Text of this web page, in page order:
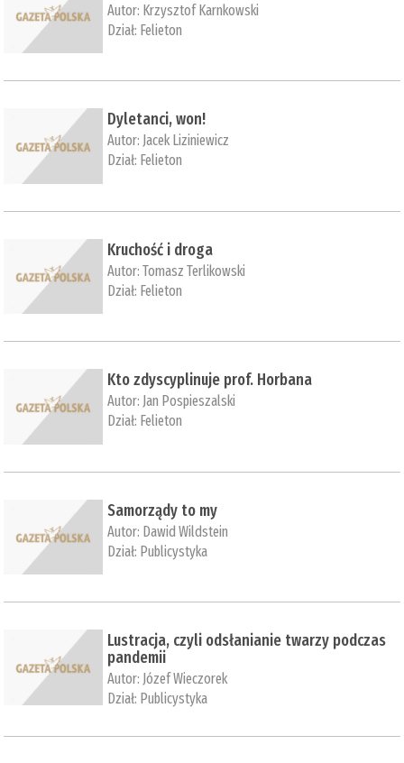
Autor: Krzysztof Karnkowski
Dział: Felieton
Dyletanci, won!
Autor: Jacek Liziniewicz
Dział: Felieton
Kruchość i droga
Autor:Tomasz Terlikowski
Dział: Felieton
Kto zdyscyplinuje prof. Horbana
Autor: Jan Pospieszalski
Dział: Felieton
Samorządy to my
Autor: Dawid Wildstein
Dział: Publicystyka
Lustracja, czyli odsłanianie twarzy podczas
pandemii
Autor: Józef Wieczorek
Dział: Publicystyka